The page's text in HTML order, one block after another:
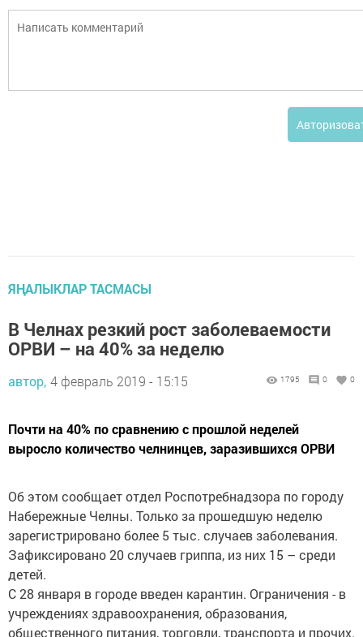
ЯҢАЛЫКЛАР ТАСМАСЫ
В Челнах резкий рост заболеваемости
ОРВИ – на 40% за неделю
автор, 4 февраль 2019 - 15:15 1795 0 0
Почти на 40% по сравнению с прошлой неделей
выросло количество челнинцев, заразившихся ОРВИ
Об этом сообщает отдел Роспотребнадзора по городу
Набережные Челны. Только за прошедшую неделю
зарегистрировано более 5 тыс. случаев заболевания.
Зафиксировано 20 случаев гриппа, из них 15 – среди
детей.
С 28 января в городе введен карантин. Ограничения - в
учреждениях здравоохранения, образования,
общественного питания, торговли, транспорта и прочих.